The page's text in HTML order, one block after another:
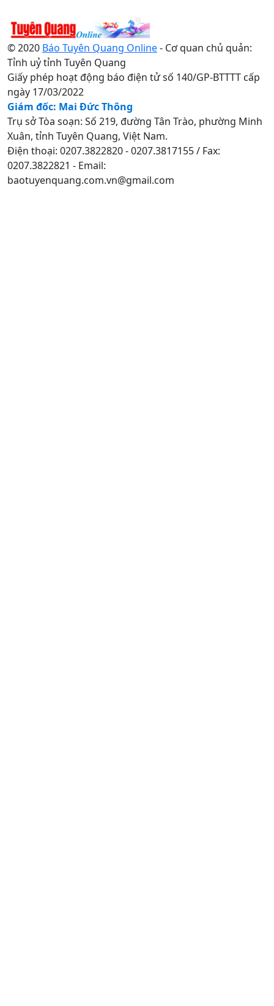
© 2020 Báo Tuyên Quang Online- Cơ quan chủ quản:
Tỉnh uỷ tỉnh Tuyên Quang
Giấy phép hoạt động báo điện tử số 140/GP-BTTTT cấp
ngày 17/03/2022
Giám đốc: Mai Đức Thông
Trụ sở Tòa soạn: Số 219, đường Tân Trào, phường Minh
Xuân, tỉnh Tuyên Quang, Việt Nam.
Điện thoại: 0207.3822820 - 0207.3817155 / Fax:
0207.3822821 - Email:
baotuyenquang.com.vn@gmail.com